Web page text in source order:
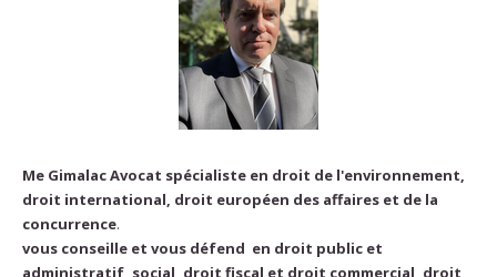
Me Gimalac Avocat spécialiste en droit de l'environnement,
droit international, droit européen des affaires et de la
concurrence.
vous conseille et vous défend en droit public et
administratif, social, droit fiscal et droit commercial, droit